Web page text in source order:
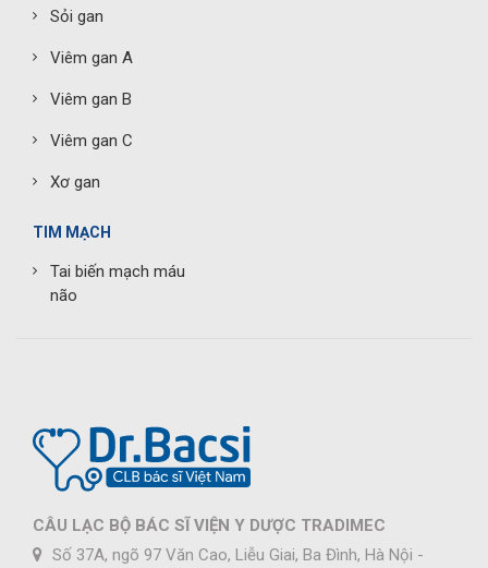
Sỏi gan
Viêm gan A
Viêm gan B
Viêm gan C
Xơ gan
TIM MẠCH
Tai biến mạch máu
não
CÂU LẠC BỘ BÁC SĨ VIỆN Y DƯỢC TRADIMEC
Số 37A, ngõ 97 Văn Cao, Liễu Giai, Ba Đình, Hà Nội -